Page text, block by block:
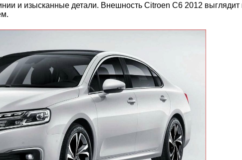
и изысканные детали. Внешность Citroen C6 2012 выглядит